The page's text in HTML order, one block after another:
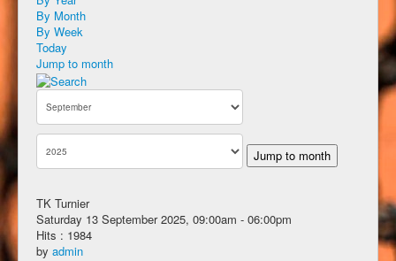
By Month
By Week
Today
Jump to month
Jump to month
TK Turnier
Saturday 13 September 2025, 09:00am - 06:00pm
Hits : 1984
by admin